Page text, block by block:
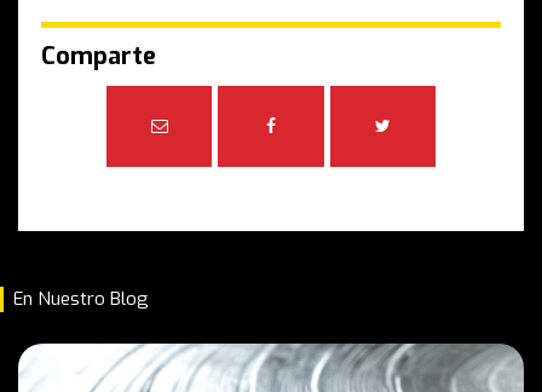
Comparte
En Nuestro Blog